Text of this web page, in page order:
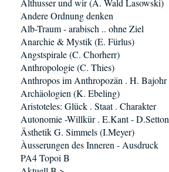
Althusser und wir (A. Wald Lasowski)
Andere Ordnung denken
Alb-Traum - arabisch .. ohne Ziel
Anarchie & Mystik (E. Fürlus)
Angstspirale (C. Chorherr)
Anthropologie (C. Thies)
Anthropos im Anthropozän . H. Bajohr
Archäologien (K. Ebeling)
Aristoteles: Glück . Staat . Charakter
Autonomie -Willkür . E.Kant - D.Setton
Ästhetik G. Simmels (I.Meyer)
Àusserungen des Inneren - Ausdruck
PA4 Topoi B